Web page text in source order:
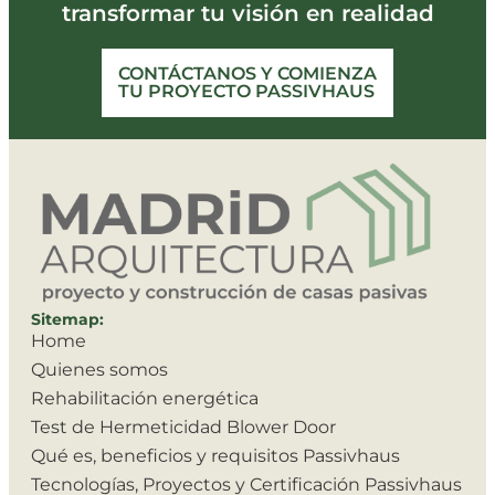
transformar tu visión en realidad
CONTÁCTANOS Y COMIENZA
TU PROYECTO PASSIVHAUS
Sitemap:
Home
Quienes somos
Rehabilitación energética
Test de Hermeticidad Blower Door
Qué es, beneficios y requisitos Passivhaus
Tecnologías, Proyectos y Certificación Passivhaus